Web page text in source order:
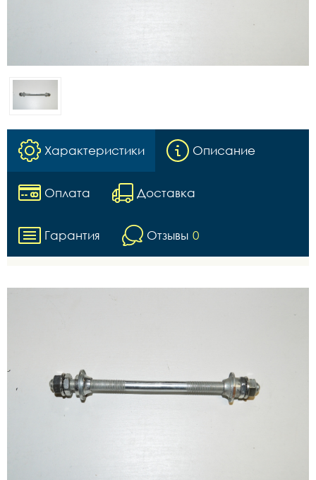
Характеристики Описание
Оплата Доставка
Гарантия Отзывы 0